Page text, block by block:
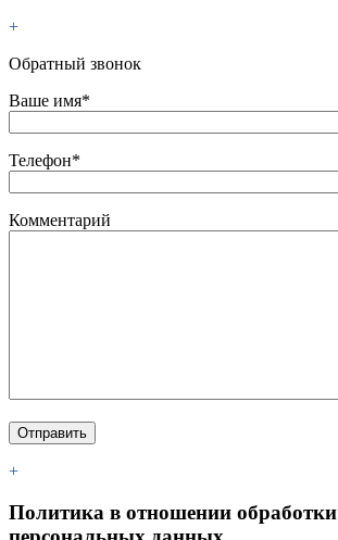
+
Обратный звонок
Ваше имя*
Телефон*
Комментарий
+
Политика в отношении обработки